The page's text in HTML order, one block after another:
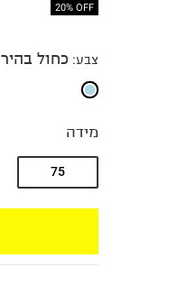
20% OFF
צבע: כחול בהיר
מידה
75